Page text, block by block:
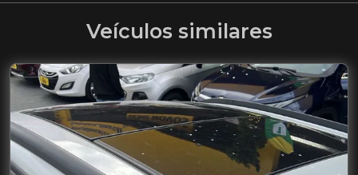
Veículos similares